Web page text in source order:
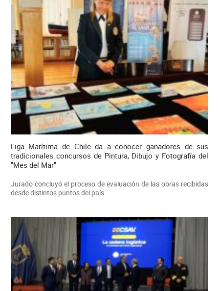
Liga Marítima de Chile da a conocer ganadores de sus
tradicionales concursos de Pintura, Dibujo y Fotografía del
"Mes del Mar"
Jurado concluyó el proceso de evaluación de las obras recibidas
desde distintos puntos del país.